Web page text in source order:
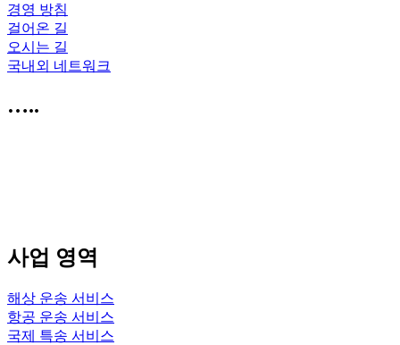
경영 방침
걸어온 길
오시는 길
국내외 네트워크
…..
사업 영역
해상 운송 서비스
항공 운송 서비스
국제 특송 서비스